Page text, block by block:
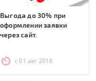
Выгода до 30% при
оформлении заявки
через сайт.
с 01 авг 2018